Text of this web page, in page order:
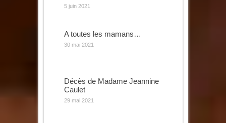
5 juin 2021
A toutes les mamans…
30 mai 2021
Décès de Madame Jeannine
Caulet
29 mai 2021